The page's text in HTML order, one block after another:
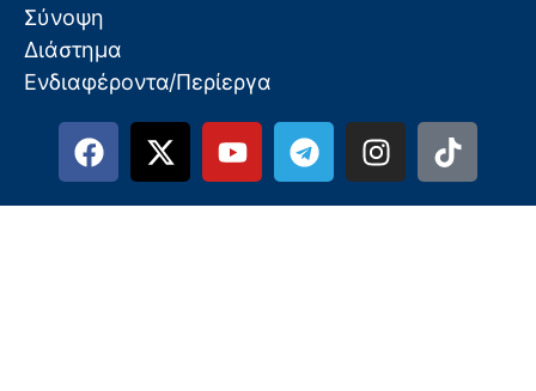
Σύνοψη
Διάστημα
Ενδιαφέροντα/Περίεργα